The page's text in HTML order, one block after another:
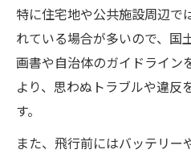
特に住宅地や公共施設周辺で
れている場合が多いので、国
画書や自治体のガイドライン
より、思わぬトラブルや違反
す。
また、飛行前にはバッテリー